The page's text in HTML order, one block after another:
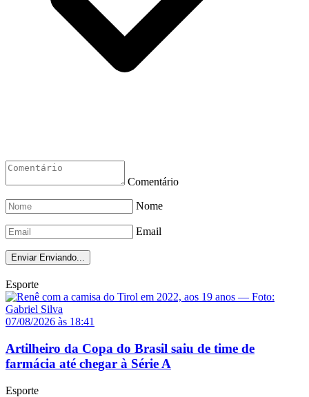
Comentário
Nome
Email
Enviar Enviando...
Esporte
07/08/2026 às 18:41
Artilheiro da Copa do Brasil saiu de time de
farmácia até chegar à Série A
Esporte